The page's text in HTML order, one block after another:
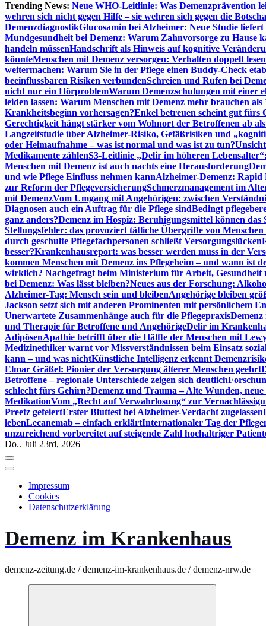
Trending News: Neue WHO-Leitlinie: Was Demenzprävention
wehren sich nicht gegen Hilfe – sie wehren sich gegen die
DemenzdiagnostikGlucosamin bei Alzheimer: Neue Studie
Mundgesundheit bei Demenz: Warum Zahnvorsorge zu Hause
handeln müssenHandschrift als Hinweis auf kognitive
könnteMenschen mit Demenz versorgen: Verhalten doppelt lesen
weitermachen: Warum Sie in der Pflege einen Buddy-Check
beeinflussbaren Risiken verbundenSchreien und Rufen bei
nicht nur ein HörproblemWarum Demenzschulungen mit einer
leiden lassen: Warum Menschen mit Demenz mehr brauchen als
Krankheitsbeginn vorhersagen?Enkel betreuen scheint gut fürs
Gerechtigkeit hängt stärker vom Wohnort der Betroffenen ab
Langzeitstudie über Alzheimer-Risiko, Gefäßrisiken und
oder Heimaufnahme – was ist normal und was ist zu tun?
Medikamente zählenS3-Leitlinie „Delir im höheren
Menschen mit Demenz ist auch nachts eine Herausforderung
und wie Pflege Einfluss nehmen kannAlzheimer-Demenz:
zur Reform der PflegeversicherungSchmerzmanagement im
mit DemenzVom Umgang mit Angehörigen: zwischen
Diagnosen auch ein Auftrag für die Pflege sindBedingt
ganz anders?Demenz im Hospiz: Beruhigungsmittel können das
Stellungsfehler: das provoziert tätliche Übergriffe von Menschen
durch geschulte Pflegefachpersonen schließt Versorgungslücken
besser?Krankenhausreport: was besser werden muss in der
kommen Menschen mit Demenz ins Pflegeheim – und wann ist
wirklich? Nachgefragt beim Ministerium für Arbeit, Gesundheit
bei Demenz: Was lässt bleiben?Neues aus der Forschung:
Alzheimer-Tag: Mensch sein und bleibenAngehörige bleiben
Jackson setzt sich mit anderen Prominenten mit persönlichem
Unerwartete Zusammenhänge auch für die Pflegepraxis
und Therapie für Betroffene und AngehörigeDelir im
AdipösenApathie betrifft über die Hälfte der Menschen mit
Medizinethiker warnt vor Missverständnissen beim Einsatz
kann – und was nichtKünstliche Intelligenz erkennt
Elmar Gräßel: Pionier der Versorgung älterer Menschen geehrt
Betroffene – regionale Unterschiede zeigen sich deutlich
schlecht fürs Gehirn?Demenz und Trauma – Alte Wunden,
MedikationVom „Recht auf Verwahrlosung“ zur
Preetz gefeiertErster Bluttest bei Alzheimer-Verdacht zugelassen
lebenLecanemab – einfach erklärtInternationaler Tag der
unzureichend vorbereitet auf steigende Zahl hochaltriger
Do.. Juli 23rd, 2026
Impressum
Cookies
Datenschutzerklärung
Demenz im Krankenhaus
demenz-zeitung.de / demenz-im-krankenhaus.de / demenz-nrw.de